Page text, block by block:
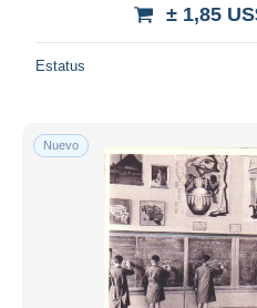
± 1,85
Estatus
Nuevo